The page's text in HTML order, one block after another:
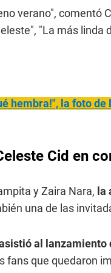
verano",
"La más linda
hembra!", la foto
Cid en
y Zaira Nara, la
una de las
al lanzamiento
fans que quedaron